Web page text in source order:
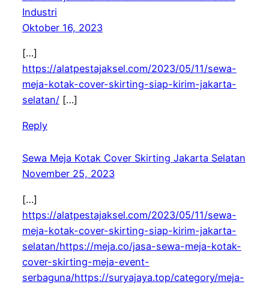
Industri
Oktober 16, 2023
[…]
https://alatpestajaksel.com/2023/05/11/sewa-
meja-kotak-cover-skirting-siap-kirim-jakarta-
selatan/[…]
Reply
Sewa Meja Kotak Cover Skirting Jakarta Selatan
November 25, 2023
[…]
https://alatpestajaksel.com/2023/05/11/sewa-
meja-kotak-cover-skirting-siap-kirim-jakarta-
selatan/https://meja.co/jasa-sewa-meja-kotak-
cover-skirting-meja-event-
serbaguna/https://suryajaya.top/category/meja-